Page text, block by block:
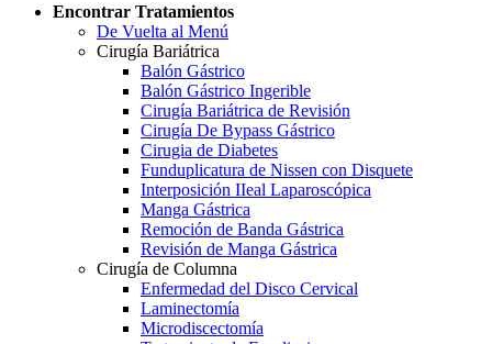
Encontrar Tratamientos
De Vuelta al Menú
Cirugía Bariátrica
Balón Gástrico
Balón Gástrico Ingerible
Cirugía Bariátrica de Revisión
Cirugía De Bypass Gástrico
Cirugia de Diabetes
Funduplicatura de Nissen con Disquete
Interposición IIeal Laparoscópica
Manga Gástrica
Remoción de Banda Gástrica
Revisión de Manga Gástrica
Cirugía de Columna
Enfermedad del Disco Cervical
Laminectomía
Microdiscectomía